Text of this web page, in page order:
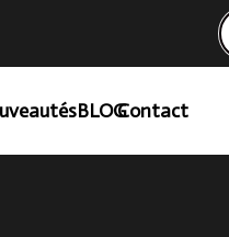
de
BLOGContact